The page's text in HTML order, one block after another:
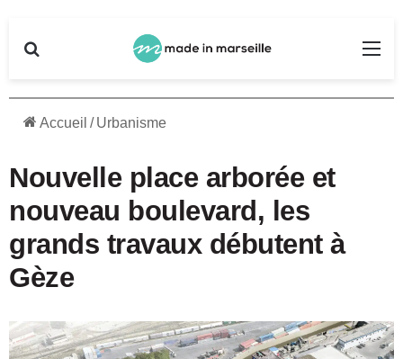
Accueil / Urbanisme
Nouvelle place arborée et
nouveau boulevard, les
grands travaux débutent à
Gèze